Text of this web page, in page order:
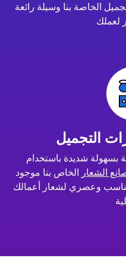
الخاصة بنا وسيلة رائعة
التجميل
بسهولة شديدة باستخدام
الشعار الخاص بنا موجود
وعصري لشعار أعمالك